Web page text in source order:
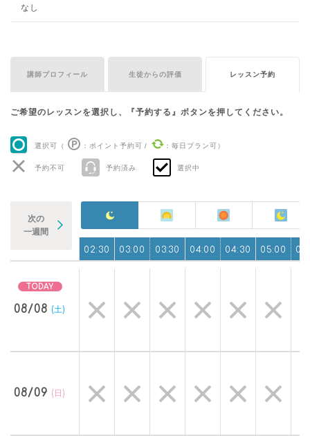
なし
講師プロフィール 生徒からの評価 レッスン予約
ご希望のレッスンを選択し、『予約する』ボタンを押してください。
選択可（ ：ポイント予約可 / ：毎日プラン可）
予約不可 予約済み 選択中
次の
一週間
02:30 03:00 03:30 04:00 04:30 05:00
08/08 (土)
08/09 (日)